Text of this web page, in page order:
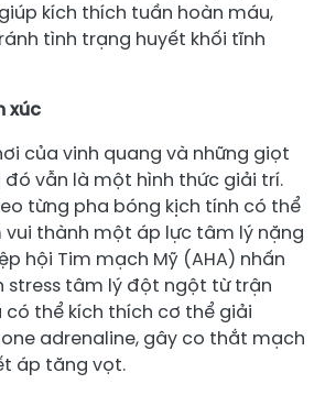
kích thích tuần hoàn máu,
tình trạng huyết khối tĩnh
xúc
của vinh quang và những giọt
vẫn là một hình thức giải trí.
từng pha bóng kịch tính có thể
vui thành một áp lực tâm lý nặng
hội Tim mạch Mỹ (AHA) nhấn
stress tâm lý đột ngột từ trận
thể kích thích cơ thể giải
adrenaline, gây co thắt mạch
áp tăng vọt.